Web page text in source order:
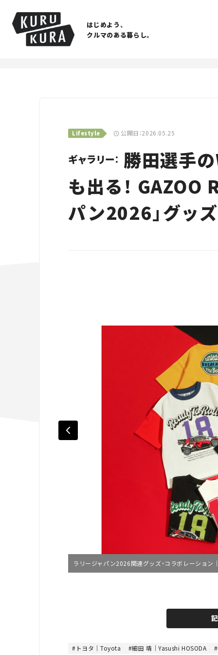
はじめよう、
クルマのある暮らし。
Lifestyle 公開日：2026.05.25
ギャラリー： 勝田選手
も出る！ GAZOO
パン2026」グッ
ラリージャパン2026関連グッズ・コラボレーション
4
.
トヨタ｜Toyota 細田 靖｜Yasushi HOSODA